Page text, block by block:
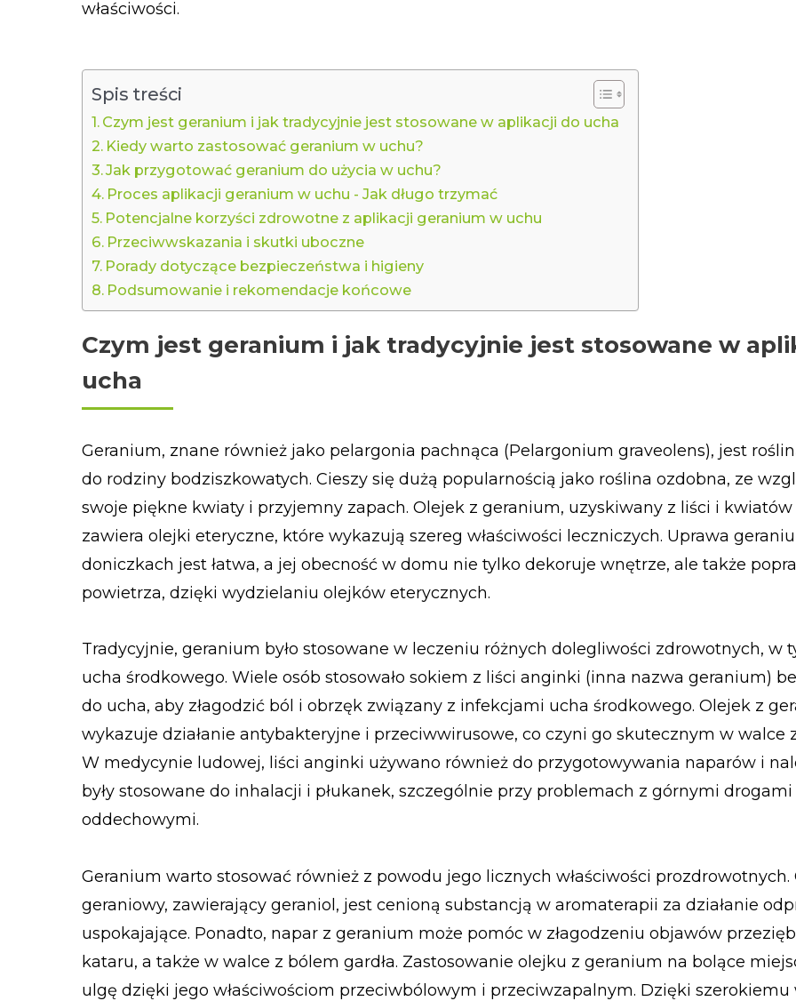
właściwości.
Spis treści
Czym jest geranium i jak tradycyjnie jest stosowane w aplikacji do ucha
Kiedy warto zastosować geranium w uchu?
Jak przygotować geranium do użycia w uchu?
Proces aplikacji geranium w uchu - Jak długo trzymać
Potencjalne korzyści zdrowotne z aplikacji geranium w uchu
Przeciwwskazania i skutki uboczne
Porady dotyczące bezpieczeństwa i higieny
Podsumowanie i rekomendacje końcowe
Czym jest geranium i jak tradycyjnie jest stosowane w
ucha
Geranium, znane również jako pelargonia pachnąca (Pelargonium graveolens), jest
do rodziny bodziszkowatych. Cieszy się dużą popularnością jako roślina ozdobna, ze
swoje piękne kwiaty i przyjemny zapach. Olejek z geranium, uzyskiwany z liści i kwiatów
zawiera olejki eteryczne, które wykazują szereg właściwości leczniczych. Uprawa
doniczkach jest łatwa, a jej obecność w domu nie tylko dekoruje wnętrze, ale także
powietrza, dzięki wydzielaniu olejków eterycznych.
Tradycyjnie, geranium było stosowane w leczeniu różnych dolegliwości zdrowotnych, w
ucha środkowego. Wiele osób stosowało sokiem z liści anginki (inna nazwa geranium)
do ucha, aby złagodzić ból i obrzęk związany z infekcjami ucha środkowego. Olejek z
wykazuje działanie antybakteryjne i przeciwwirusowe, co czyni go skutecznym w walce
W medycynie ludowej, liści anginki używano również do przygotowywania naparów i
były stosowane do inhalacji i płukanek, szczególnie przy problemach z górnymi drogami
oddechowymi.
Geranium warto stosować również z powodu jego licznych właściwości prozdrowotnych.
geraniowy, zawierający geraniol, jest cenioną substancją w aromaterapii za działanie
uspokajające. Ponadto, napar z geranium może pomóc w złagodzeniu objawów
kataru, a także w walce z bólem gardła. Zastosowanie olejku z geranium na bolące
ulgę dzięki jego właściwościom przeciwbólowym i przeciwzapalnym. Dzięki szerokiemu